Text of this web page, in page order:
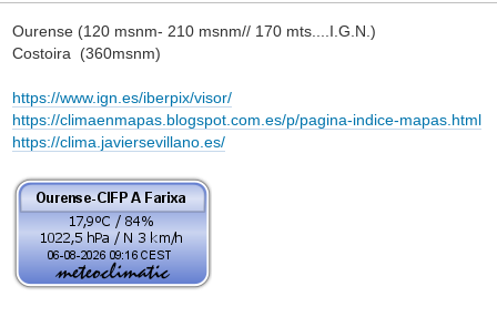
Ourense (120 msnm- 210 msnm// 170 mts....I.G.N.)
Costoira (360msnm)
https://www.ign.es/iberpix/visor/
https://climaenmapas.blogspot.com.es/p/pagina-indice-mapas.html
https://clima.javiersevillano.es/